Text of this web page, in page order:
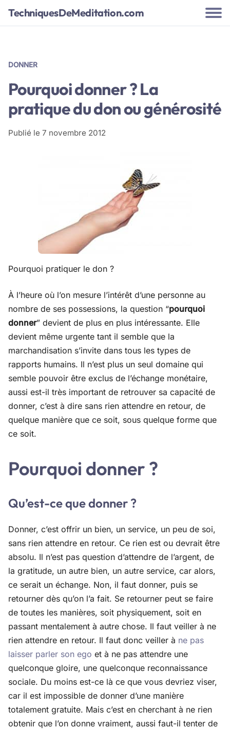
TechniquesDeMeditation.com
DONNER
Pourquoi donner ? La
pratique du don ou générosité
Publié le 7 novembre 2012
Pourquoi pratiquer le don ?
À l’heure où l’on mesure l’intérêt d’une personne au
nombre de ses possessions, la question “pourquoi
donner” devient de plus en plus intéressante. Elle
devient même urgente tant il semble que la
marchandisation s’invite dans tous les types de
rapports humains. Il n’est plus un seul domaine qui
semble pouvoir être exclus de l’échange monétaire,
aussi est-il très important de retrouver sa capacité de
donner, c’est à dire sans rien attendre en retour, de
quelque manière que ce soit, sous quelque forme que
ce soit.
Pourquoi donner ?
Qu’est-ce que donner ?
Donner, c’est offrir un bien, un service, un peu de soi,
sans rien attendre en retour. Ce rien est ou devrait être
absolu. Il n’est pas question d’attendre de l’argent, de
la gratitude, un autre bien, un autre service, car alors,
ce serait un échange. Non, il faut donner, puis se
retourner dès qu’on l’a fait. Se retourner peut se faire
de toutes les manières, soit physiquement, soit en
passant mentalement à autre chose. Il faut veiller à ne
rien attendre en retour. Il faut donc veiller à ne pas
laisser parler son ego et à ne pas attendre une
quelconque gloire, une quelconque reconnaissance
sociale. Du moins est-ce là ce que vous devriez viser,
car il est impossible de donner d’une manière
totalement gratuite. Mais c’est en cherchant à ne rien
obtenir que l’on donne vraiment, aussi faut-il tenter de